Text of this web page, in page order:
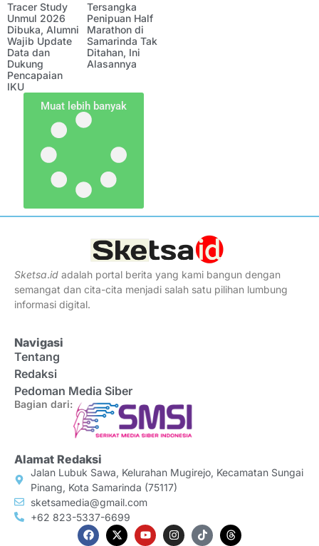
Tracer Study
Unmul 2026
Dibuka, Alumni
Wajib Update
Data dan
Dukung
Pencapaian
IKU
Tersangka
Penipuan Half
Marathon di
Samarinda Tak
Ditahan, Ini
Alasannya
Muat lebih banyak
Sketsa.id adalah portal berita yang kami bangun dengan
semangat dan cita-cita menjadi salah satu pilihan lumbung
informasi digital.
Navigasi
Tentang
Redaksi
Pedoman Media Siber
Bagian dari:
Alamat Redaksi
Jalan Lubuk Sawa, Kelurahan Mugirejo, Kecamatan Sungai
Pinang, Kota Samarinda (75117)
sketsamedia@gmail.com
+62 823-5337-6699